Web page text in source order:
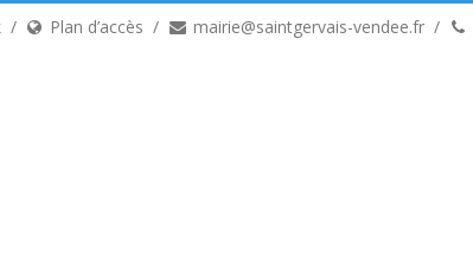
Plan d’accès mairie@saintgervais-vendee.fr